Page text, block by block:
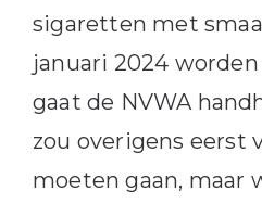
sigaretten met
januari 2024
gaat de NVWA
zou overigens eerst
moeten gaan, maar